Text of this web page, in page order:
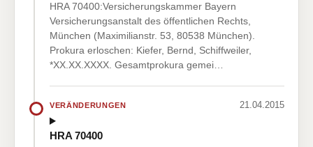
HRA 70400:Versicherungskammer Bayern
Versicherungsanstalt des öffentlichen Rechts,
München (Maximilianstr. 53, 80538 München).
Prokura erloschen: Kiefer, Bernd, Schiffweiler,
*XX.XX.XXXX. Gesamtprokura gemei…
VERÄNDERUNGEN 21.04.2015
HRA 70400